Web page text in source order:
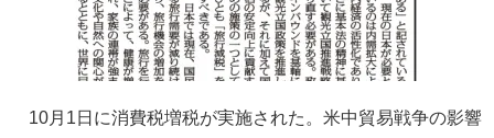
10月1日に消費税増税が実施された。米中貿易戦争の影響